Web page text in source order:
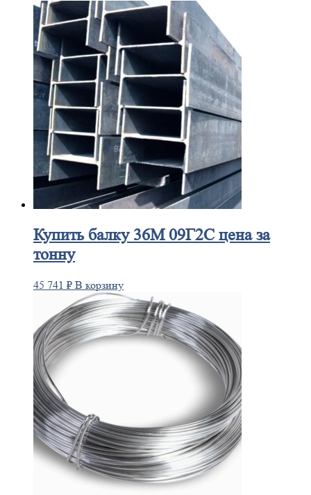
Купитьбалку 36М 09Г2С цена за
тонну
45 741 ₽ В корзину